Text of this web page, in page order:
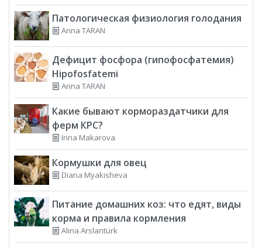
Патологическая физиология голодания
Arina TARAN
Дефицит фосфора (гипофосфатемия)
Hipofosfatemi
Arina TARAN
Какие бывают кормораздатчики для
ферм КРС?
Irina Makarova
Кормушки для овец
Diana Myakisheva
Питание домашних коз: что едят, виды
корма и правила кормления
Alina Arslantürk